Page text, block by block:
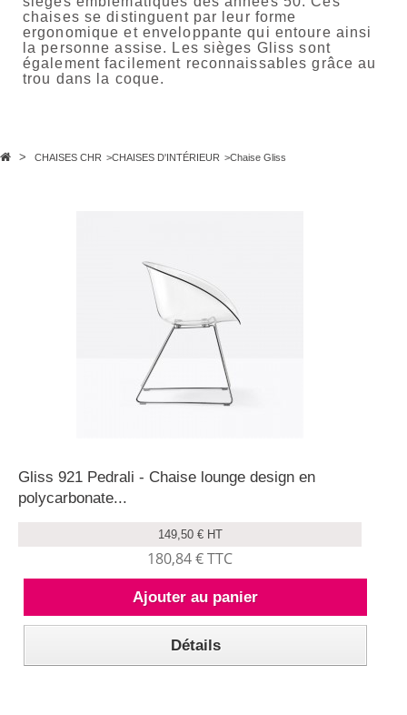
chaises se distinguent par leur forme
ergonomique et enveloppante qui entoure ainsi
la personne assise. Les sièges Gliss sont
également facilement reconnaissables grâce au
trou dans la coque.
> CHAISES CHR >CHAISES D'INTÉRIEUR >Chaise Gliss
Gliss 921 Pedrali - Chaise lounge design en
polycarbonate...
149,50 € HT
180,84 € TTC
Ajouter au panier
Détails